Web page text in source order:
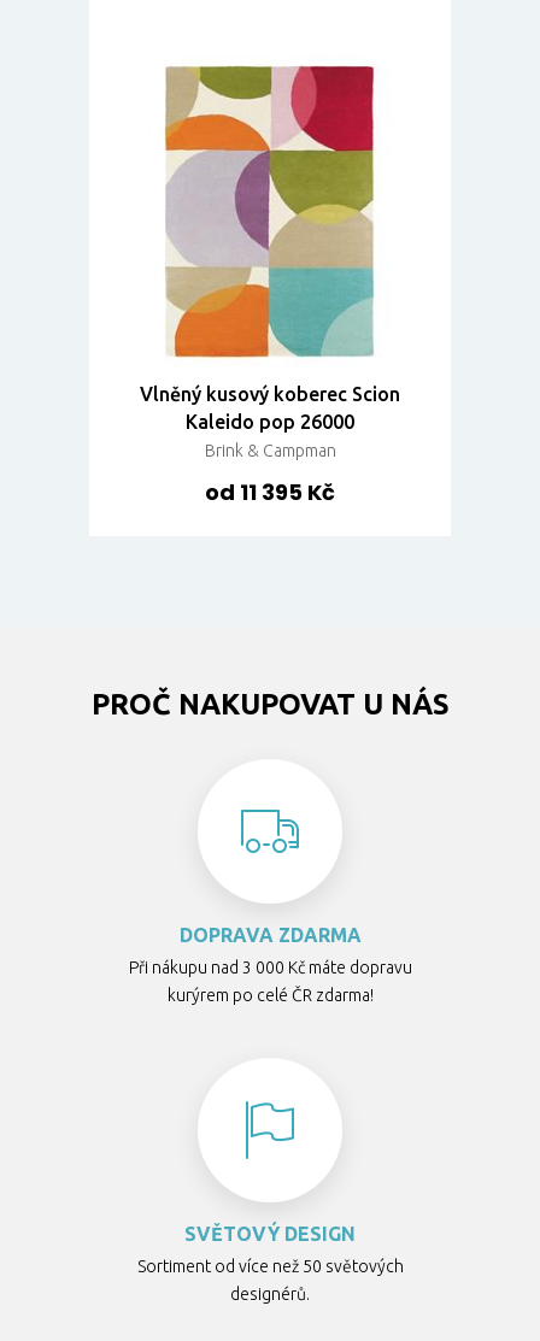
Vlněný kusový koberec Scion
Kaleido pop 26000
Brink & Campman
od 11 395 Kč
PROČ NAKUPOVAT U NÁS
DOPRAVA ZDARMA
Při nákupu nad 3 000 Kč máte dopravu
kurýrem po celé ČR zdarma!
SVĚTOVÝ DESIGN
Sortiment od více než 50 světových
designérů.